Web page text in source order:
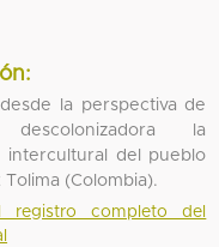
la perspectiva de
la
intercultural del pueblo
Tolima (Colombia).
registro completo del